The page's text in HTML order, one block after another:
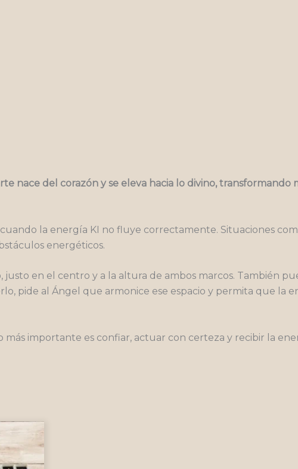
nace del corazón y se eleva hacia lo divino, transformando
la energía KI no fluye correctamente. Situaciones
energéticos.
en el centro y a la altura de ambos marcos. También
pide al Ángel que armonice ese espacio y permita que la
importante es confiar, actuar con certeza y recibir la